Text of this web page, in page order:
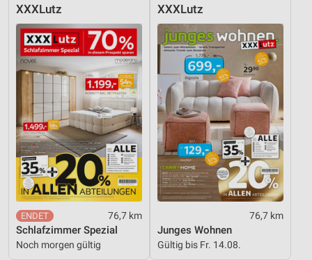
XXXLutz
76,7 km
Schlafzimmer Spezial
Noch morgen gültig
XXXLutz
76,7 km
Junges Wohnen
Gültig bis Fr. 14.08.